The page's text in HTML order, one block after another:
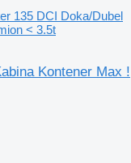
135 DCI Doka/Dubel
< 3.5t
Kontener Max !